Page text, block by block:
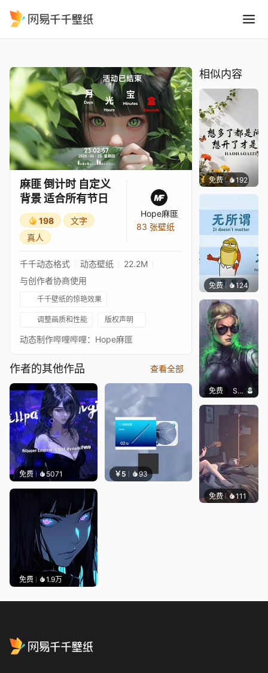
麻匪 倒计时 自定义
背景 适合所有节日
198
文字
真人
Hope麻匪
83 张壁纸
千千动态格式 动态壁纸
22.2M
与创作者协商使用
千千壁纸的惊艳效果
调整画质和性能 版权声明
动态制作哔哩哔哩：Hope麻匪
作者的其他作品 查看全部
免费 5071 ￥5 93
免费 1.9万
相似内容
免费 192渔小小
免费 124渔小小
免费 SomethingEPIC
免费 111